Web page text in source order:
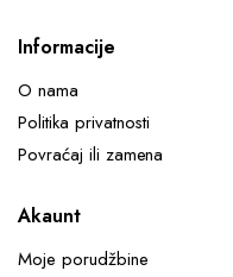
Informacije
O nama
Politika privatnosti
Povraćaj ili zamena
Akaunt
Moje porudžbine